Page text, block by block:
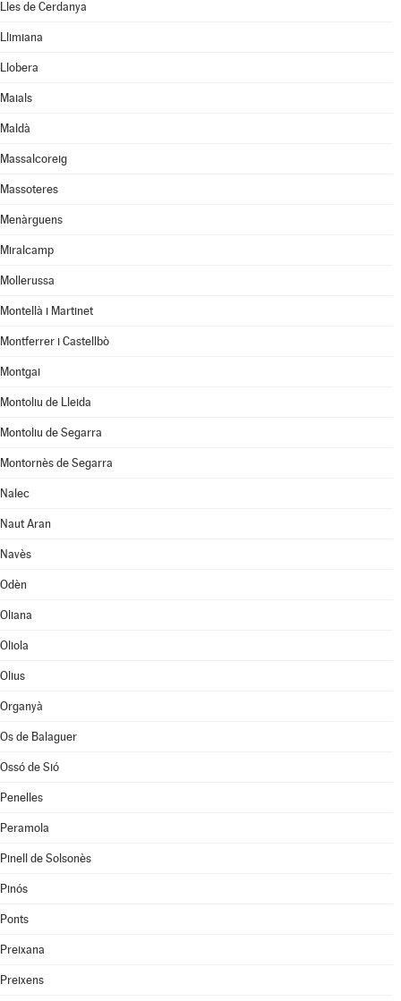
Lles de Cerdanya
Llimiana
Llobera
Maials
Maldà
Massalcoreig
Massoteres
Menàrguens
Miralcamp
Mollerussa
Montellà i Martinet
Montferrer i Castellbò
Montgai
Montoliu de Lleida
Montoliu de Segarra
Montornès de Segarra
Nalec
Naut Aran
Navès
Odèn
Oliana
Oliola
Olius
Organyà
Os de Balaguer
Ossó de Sió
Penelles
Peramola
Pinell de Solsonès
Pinós
Ponts
Preixana
Preixens